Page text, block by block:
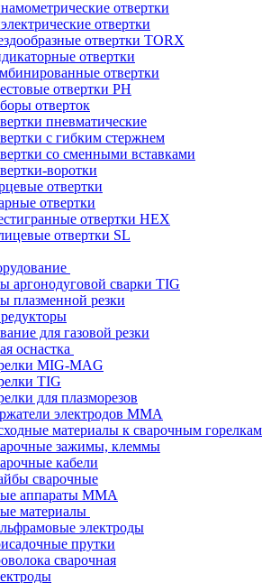
отвертки
отвертки
отвертки TORX
отвертки
отвертки
отвертки PH
отверток
пневматические
с гибким стержнем
со сменными вставками
воротки
отвертки
отвертки
отвертки HEX
отвертки SL
аргонодуговой сварки TIG
плазменной резки
для газовой резки
оснастка
MIG-MAG
TIG
для плазморезов
электродов ММА
материалы к сварочным горелкам
зажимы, клеммы
кабели
сварочные
аппараты MMA
материалы
электроды
прутки
сварочная